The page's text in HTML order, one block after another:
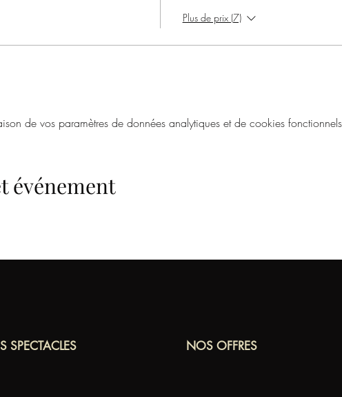
Plus de prix (7)
de vos paramètres de données analytiques et de cookies
événement
SPECTACLES NOS OFFRES